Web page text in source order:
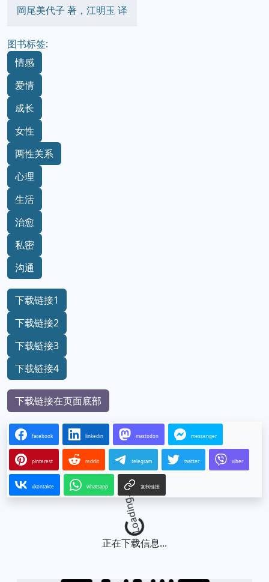
岡尾美代子 著，江明玉 译
图书标签:
情感
爱情
成长
女性
两性关系
心理
生活
治愈
私密
沟通
下载链接1
下载链接2
下载链接3
下载链接4
下载链接在页面底部
facebook linkedin mastodon messenger
pinterest reddit telegram twitter viber
vkontakte whatsapp 复制链接
Loading...
正在下载信息...